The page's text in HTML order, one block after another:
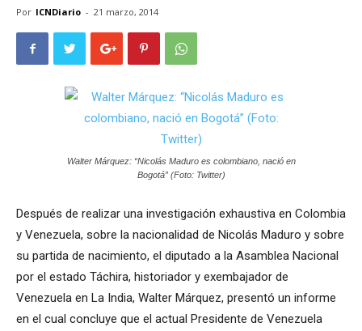
Por ICNDiario - 21 marzo, 2014
Walter Márquez: “Nicolás Maduro es colombiano, nació en
Bogotá” (Foto: Twitter)
Después de realizar una investigación exhaustiva en Colombia
y Venezuela, sobre la nacionalidad de Nicolás Maduro y sobre
su partida de nacimiento, el diputado a la Asamblea Nacional
por el estado Táchira, historiador y exembajador de
Venezuela en La India, Walter Márquez, presentó un informe
en el cual concluye que el actual Presidente de Venezuela